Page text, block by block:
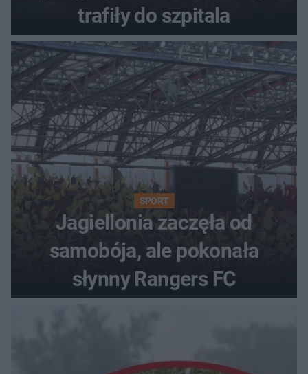
trafiły do szpitala
SPORT
Jagiellonia zaczęła od
samobója, ale pokonała
słynny Rangers FC